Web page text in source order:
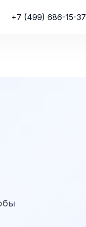
+7 (499) 686-15-37